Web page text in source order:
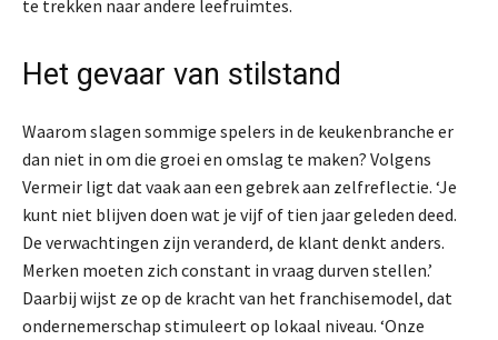
te trekken naar andere leefruimtes.
Het gevaar van stilstand
Waarom slagen sommige spelers in de keukenbranche er
dan niet in om die groei en omslag te maken? Volgens
Vermeir ligt dat vaak aan een gebrek aan zelfreflectie. ‘Je
kunt niet blijven doen wat je vijf of tien jaar geleden deed.
De verwachtingen zijn veranderd, de klant denkt anders.
Merken moeten zich constant in vraag durven stellen.’
Daarbij wijst ze op de kracht van het franchisemodel, dat
ondernemerschap stimuleert op lokaal niveau. ‘Onze